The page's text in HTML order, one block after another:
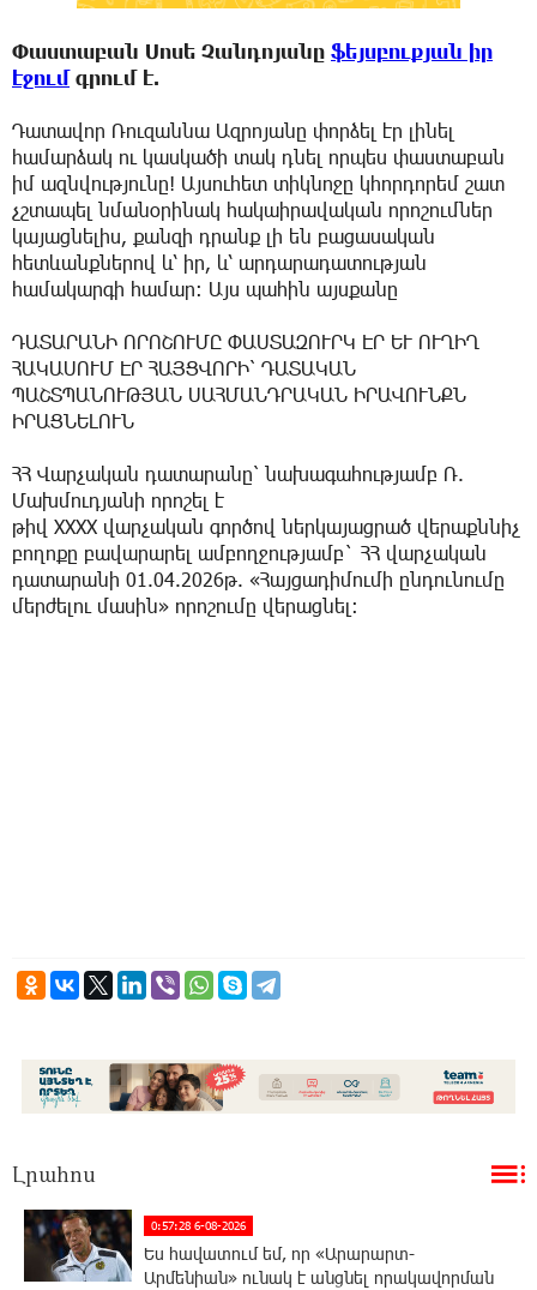
Փաստաբան Սոսե Չանդոյանը ֆեյսբուքյան իր
էջումգրում է.
Դատավոր Ռուզաննա Ազրոյանը փորձել էր լինել
համարձակ ու կասկածի տակ դնել որպես փաստաբան
իմ ազնվությունը! Այսուհետ տիկնոջը կհորդորեմ շատ
չշտապել նմանօրինակ հակաիրավական որոշումներ
կայացնելիս, քանզի դրանք լի են բացասական
հետևանքներով և‘ իր, և‘ արդարադատության
համակարգի համար: Այս պահին այսքանը
ԴԱՏԱՐԱՆԻ ՈՐՈՇՈՒՄԸ ՓԱՍՏԱԶՈՒՐԿ ԷՐ ԵՒ ՈՒՂԻՂ
ՀԱԿԱՍՈՒՄ ԷՐ ՀԱՅՑՎՈՐԻ՝ ԴԱՏԱԿԱՆ
ՊԱՇՏՊԱՆՈՒԹՅԱՆ ՍԱՀՄԱՆԴՐԱԿԱՆ ԻՐԱՎՈՒՆՔՆ
ԻՐԱՑՆԵԼՈՒՆ
ՀՀ Վարչական դատարանը՝ նախագահությամբ Ռ.
Մախմուդյանի որոշել է
թիվ XXXX վարչական գործով ներկայացրած վերաքննիչ
բողոքը բավարարել ամբողջությամբ` ՀՀ վարչական
դատարանի 01.04.2026թ. «Հայցադիմումի ընդունումը
մերժելու մասին» որոշումը վերացնել։
Լրահոս
0:57:28 6-08-2026
Ես հավատում եմ, որ «Արարարտ-
Արմենիան» ունակ է անցնել որակավորման